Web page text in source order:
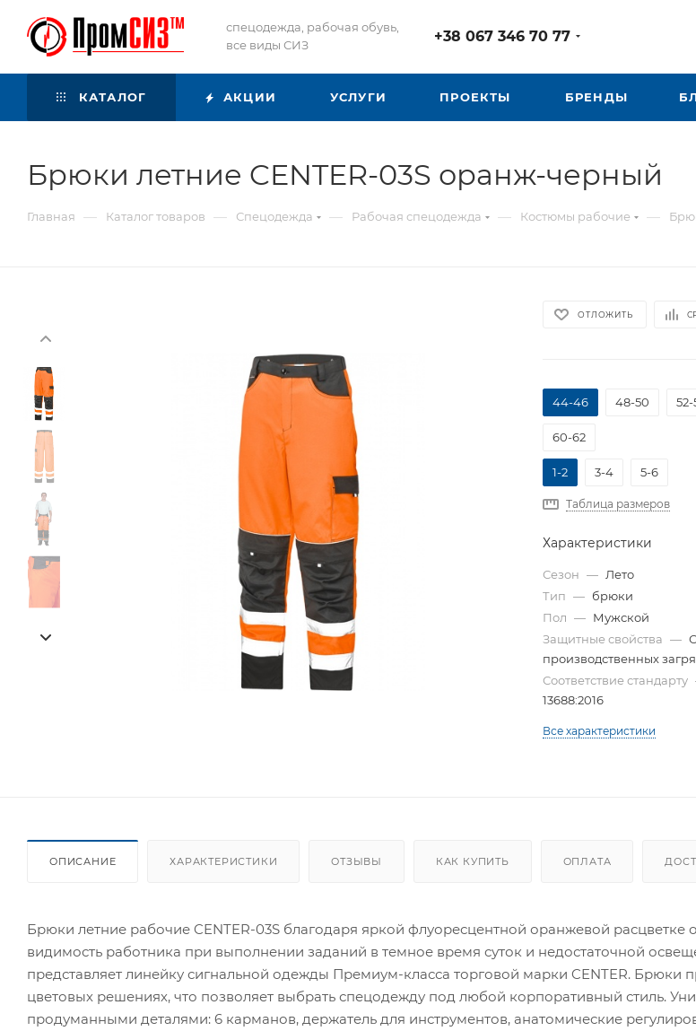
спецодежда, рабочая обувь,
все виды СИЗ
+38 067 346 70 77
КАТАЛОГ АКЦИИ УСЛУГИ ПРОЕКТЫ БРЕНДЫ
Брюки летние CENTER-03S оранж-черный
Главная — Каталог товаров — Спецодежда — Рабочая спецодежда — Костюмы рабочие —
ОТЛОЖИТЬ
44-46 48-50
60-62
1-2 3-4 5-6
Таблица размеров
Характеристики
Сезон — Лето
Тип — брюки
Пол — Мужской
Защитные свойства —
производственных
Соответствие стандарту
13688:2016
Все характеристики
ОПИСАНИЕ ХАРАКТЕРИСТИКИ ОТЗЫВЫ КАК КУПИТЬ ОПЛАТА
Брюки летние рабочие CENTER-03S благодаря яркой флуоресцентной оранжевой расцветке
видимость работника при выполнении заданий в темное время суток и недостаточной
представляет линейку сигнальной одежды Премиум-класса торговой марки CENTER. Брюки
цветовых решениях, что позволяет выбрать спецодежду под любой корпоративный стиль.
продуманными деталями: 6 карманов, держатель для инструментов, анатомические